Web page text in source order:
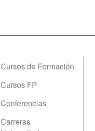
Cursos de Formación
Cursos FP
Conferencias
Carreras